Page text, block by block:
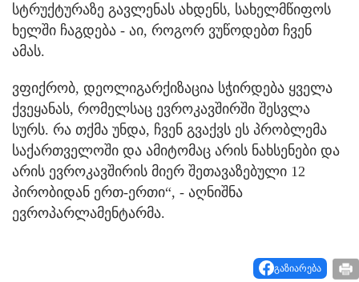
სტრუქტურაზე გავლენას ახდენს, სახელმწიფოს
ხელში ჩაგდება - აი, როგორ ვუწოდებთ ჩვენ
ამას.
ვფიქრობ, დეოლიგარქიზაცია სჭირდება ყველა
ქვეყანას, რომელსაც ევროკავშირში შესვლა
სურს. რა თქმა უნდა, ჩვენ გვაქვს ეს პრობლემა
საქართველოში და ამიტომაც არის ნახსენები და
არის ევროკავშირის მიერ შეთავაზებული 12
პირობიდან ერთ-ერთი“, - აღნიშნა
ევროპარლამენტარმა.
გაზიარება